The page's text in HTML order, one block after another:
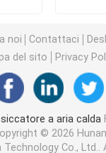
del tunnel
a
del gas di
noi Contattaci
del sito
Privacy
a aria calda
© 2026
Co., Ltd..